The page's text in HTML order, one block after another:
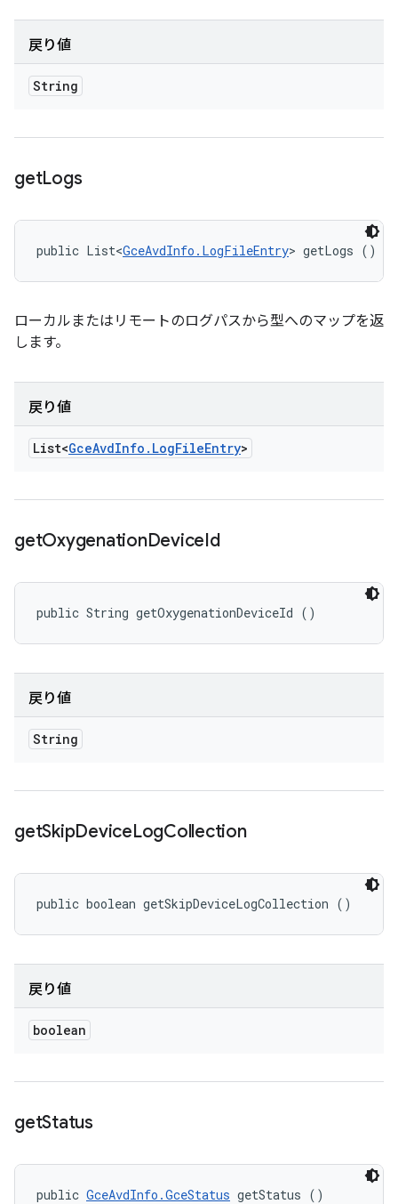
戻り値
String
getLogs
public List<GceAvdInfo.LogFileEntry> getLogs ()
ローカルまたはリモートのログパスから型へのマップを返
します。
戻り値
List<GceAvdInfo . LogFileEntry>
getOxygenationDeviceId
public String getOxygenationDeviceId ()
戻り値
String
getSkipDeviceLogCollection
public boolean getSkipDeviceLogCollection ()
戻り値
boolean
getStatus
public GceAvdInfo.GceStatus getStatus ()